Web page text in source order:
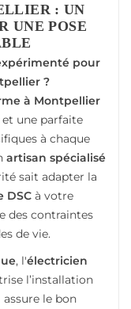
: UN
UNE POSE
pour
?
à Montpellier
une parfaite
à chaque
artisan spécialisé
sait adapter la
DSCà votre
des contraintes
de vie.
, l'électricien
l’installation
le bon